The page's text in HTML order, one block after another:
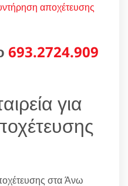
αποχέτευσης
693.2724.909
για
στα Άνω